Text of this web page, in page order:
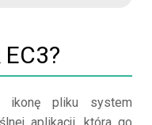
ikonę pliku system